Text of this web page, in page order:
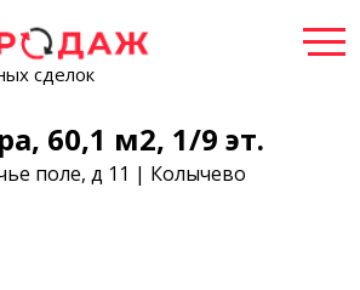
сделок
60,1 м2, 1/9 эт.
поле, д 11 | Колычево